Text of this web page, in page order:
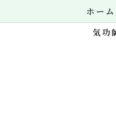
ホーム
気功